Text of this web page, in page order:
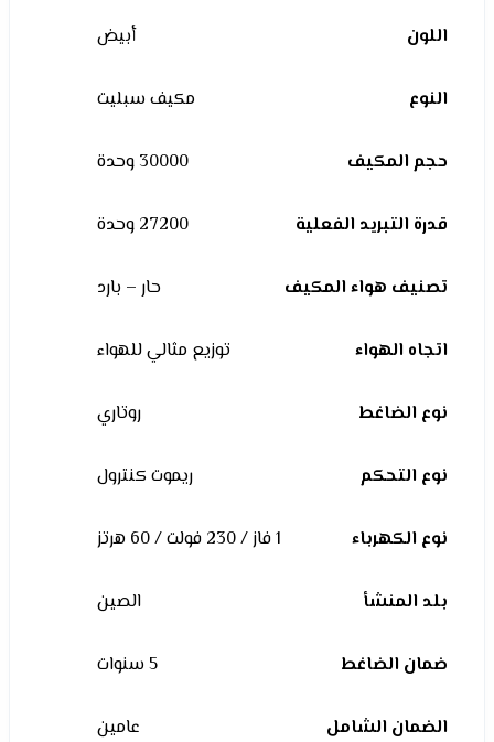
اللون أبيض
النوع مكيف سبليت
حجم المكيف 30000 وحدة
قدرة التبريد الفعلية 27200 وحدة
تصنيف هواء المكيف حار – بارد
اتجاه الهواء توزيع مثالي للهواء
نوع الضاغط روتاري
نوع التحكم ريموت كنترول
نوع الكهرباء 1 فاز / 230 فولت / 60 هرتز
بلد المنشأ الصين
ضمان الضاغط 5 سنوات
الضمان الشامل عامين